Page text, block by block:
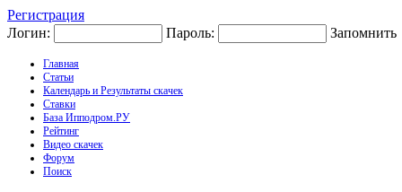
Регистрация
Логин:
Пароль: Запомнить
Главная
Статьи
Календарь и Результаты скачек
Ставки
База Ипподром.РУ
Рейтинг
Видео скачек
Форум
Поиск